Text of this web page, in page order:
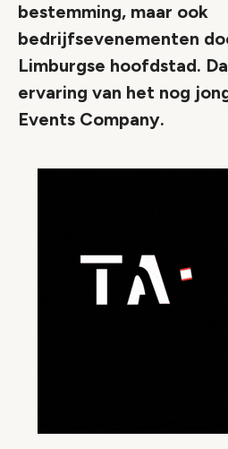
bestemming, maar ook
bedrijfsevenementen
Limburgse hoofdstad.
ervaring van het nog
Events Company.